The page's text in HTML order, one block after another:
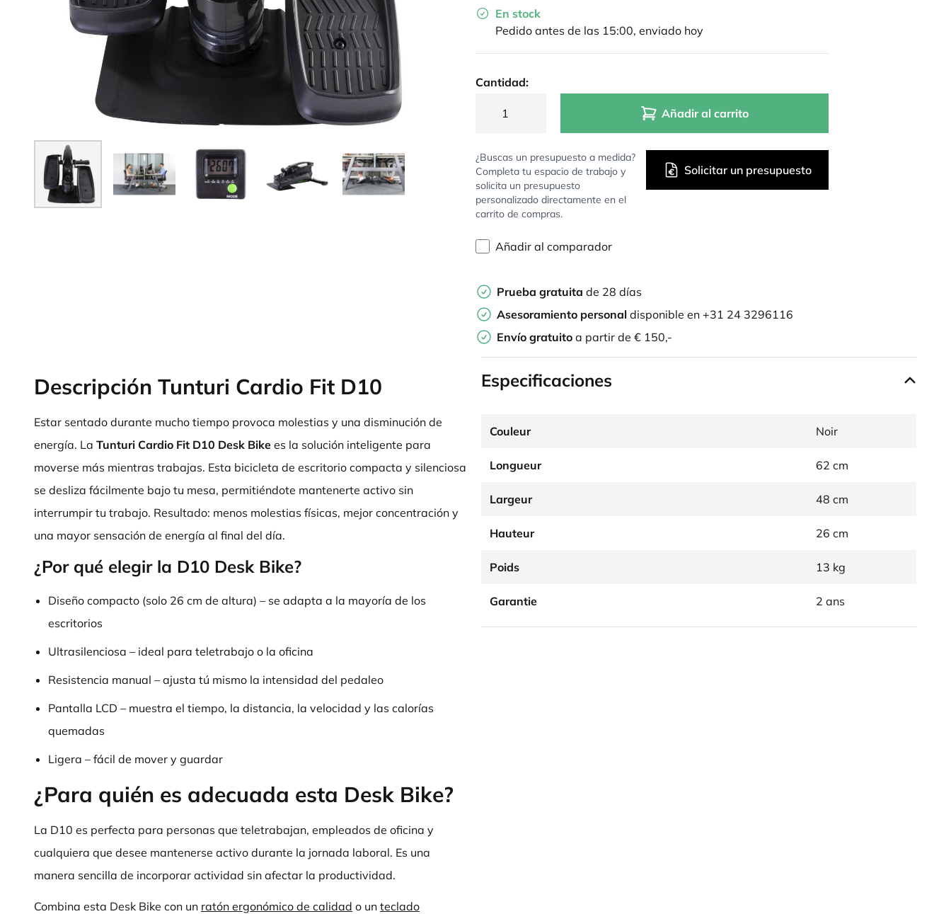
En stock
Pedido antes de las 15:00, enviado hoy
Cantidad:
Añadir al carrito
¿Buscas un presupuesto a medida?
Completa tu espacio de trabajo y
solicita un presupuesto
personalizado directamente en el
carrito de compras.
Solicitar un presupuesto
Añadir al comparador
Prueba gratuita de 28 días
Asesoramiento personal disponible en +31 24 3296116
Envío gratuito a partir de € 150,-
Descripción Tunturi Cardio Fit D10
Estar sentado durante mucho tiempo provoca molestias y una disminución de
energía. La Tunturi Cardio Fit D10 Desk Bike es la solución inteligente para
moverse más mientras trabajas. Esta bicicleta de escritorio compacta y silenciosa
se desliza fácilmente bajo tu mesa, permitiéndote mantenerte activo sin
interrumpir tu trabajo. Resultado: menos molestias físicas, mejor concentración y
una mayor sensación de energía al final del día.
¿Por qué elegir la D10 Desk Bike?
Diseño compacto (solo 26 cm de altura) – se adapta a la mayoría de los
escritorios
Ultrasilenciosa – ideal para teletrabajo o la oficina
Resistencia manual – ajusta tú mismo la intensidad del pedaleo
Pantalla LCD – muestra el tiempo, la distancia, la velocidad y las calorías
quemadas
Ligera – fácil de mover y guardar
¿Para quién es adecuada esta Desk Bike?
La D10 es perfecta para personas que teletrabajan, empleados de oficina y
cualquiera que desee mantenerse activo durante la jornada laboral. Es una
manera sencilla de incorporar actividad sin afectar la productividad.
Combina esta Desk Bike con un ratón ergonómico de calidad o un teclado
Especificaciones
Couleur Noir
Longueur 62 cm
Largeur 48 cm
Hauteur 26 cm
Poids 13 kg
Garantie 2 ans